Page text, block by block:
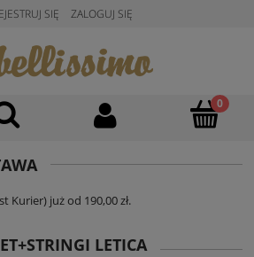
SIĘ ZALOGUJ SIĘ
Kurier) już od 190,00 zł.
LETICA